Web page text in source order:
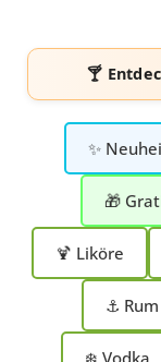
🍸
✨
🎁
🍹 Liköre
⚓ Rum
❄️ Vodka